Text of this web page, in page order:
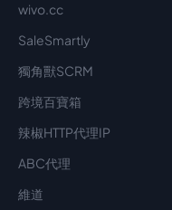
wivo.cc
SaleSmartly
獨角獸SCRM
跨境百寶箱
辣椒HTTP代理IP
ABC代理
維道